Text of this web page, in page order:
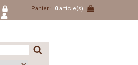
Panier : 0article(s)